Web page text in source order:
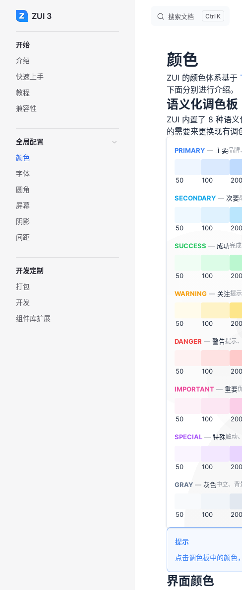
Skip to content
ZUI 3 搜索文档 K
开始
介绍
快速上手
教程
兼容性
全局配置
颜色
字体
圆角
屏幕
阴影
间距
开发定制
打包
开发
组件库扩展
颜色
ZUI 的颜色体系基于
下面分别进行介绍。
语义化调色板
ZUI 内置了 8 种语
的需要来更换现有调
PRIMARY — 主要品牌
50 100 200
SECONDARY — 次要
50 100 200
SUCCESS — 成功完
50 100 200
WARNING — 关注提
50 100 200
DANGER — 警告提示
50 100 200
IMPORTANT — 重要
50 100 200
SPECIAL — 特殊触动
50 100 200
GRAY — 灰色中立、背
50 100 200
提示
点击调色板中的颜色
界面颜色